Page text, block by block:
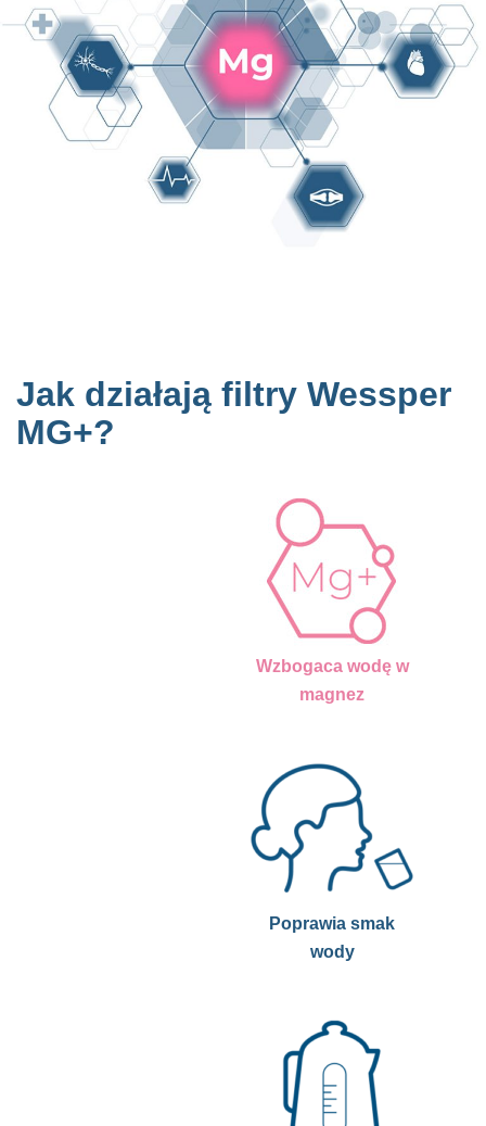
Jak działają filtry Wessper
MG+?
Wzbogaca wodę w
magnez
Poprawia smak
wody